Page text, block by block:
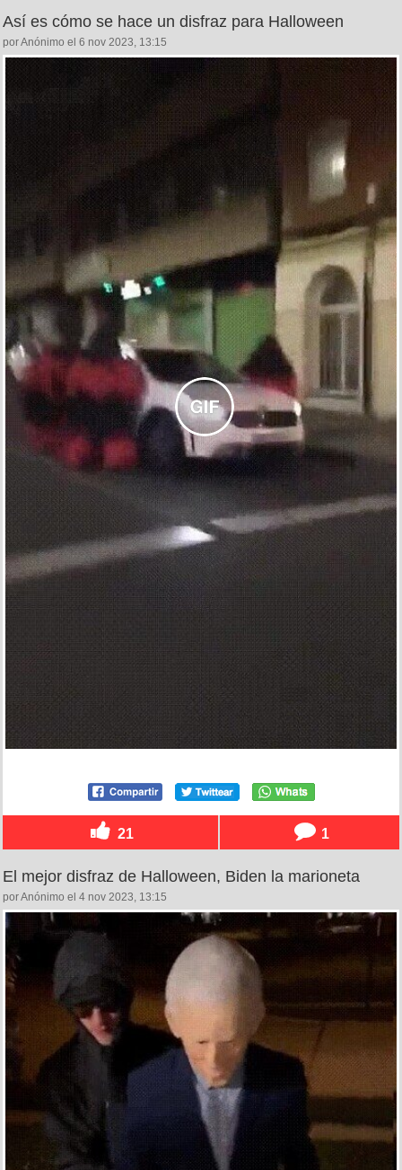
Así es cómo se hace un disfraz para Halloween
por Anónimo el 6 nov 2023, 13:15
21 1
El mejor disfraz de Halloween, Biden la marioneta
por Anónimo el 4 nov 2023, 13:15